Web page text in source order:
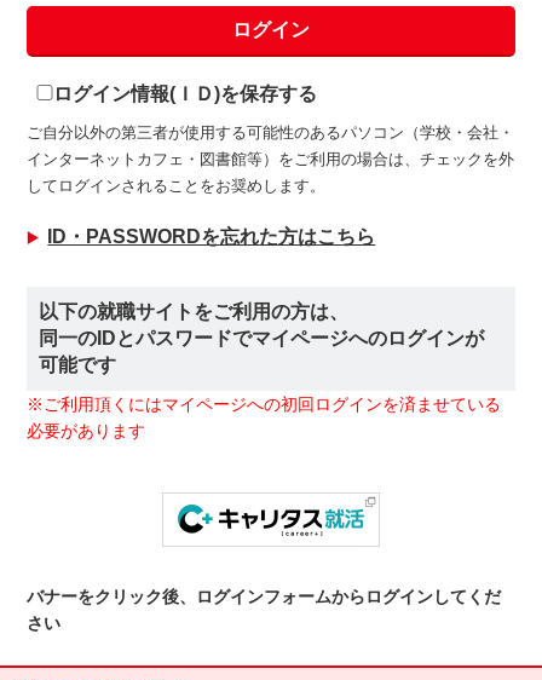
ログイン情報(ＩＤ)を保存する
ご自分以外の第三者が使用する可能性のあるパソコン（学校・会社・
インターネットカフェ・図書館等）をご利用の場合は、チェックを外
してログインされることをお奨めします。
ID・PASSWORDを忘れた方はこちら
以下の就職サイトをご利用の方は、
同一のIDとパスワードでマイページへのログインが
可能です
※ご利用頂くにはマイページへの初回ログインを済ませている
必要があります
バナーをクリック後、ログインフォームからログインしてくだ
さい